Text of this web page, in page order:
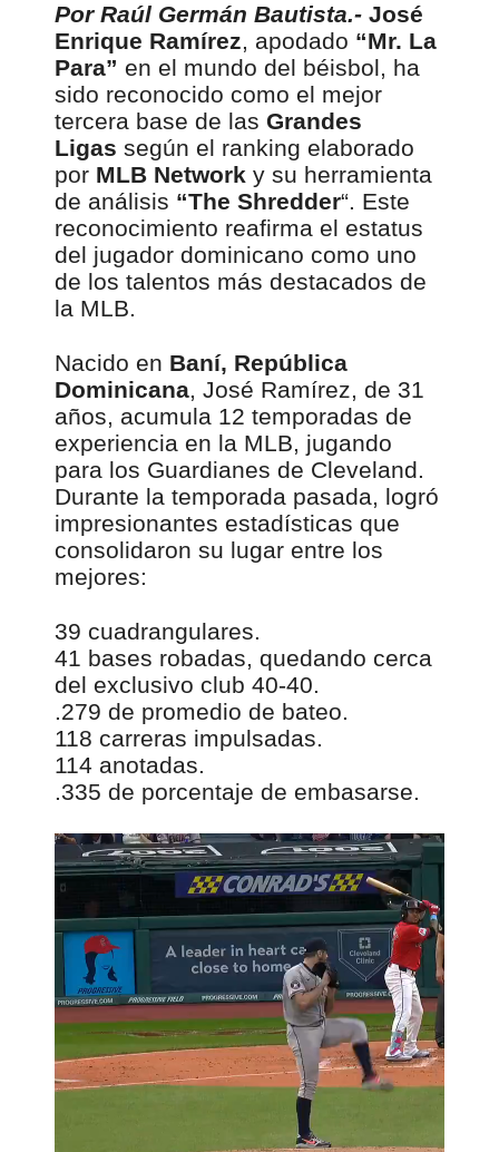
Por Raúl Germán Bautista.- José
Enrique Ramírez, apodado “Mr. La
Para” en el mundo del béisbol, ha
sido reconocido como el mejor
tercera base de las Grandes
Ligas según el ranking elaborado
por MLB Network y su herramienta
de análisis “The Shredder“. Este
reconocimiento reafirma el estatus
del jugador dominicano como uno
de los talentos más destacados de
la MLB.
Nacido en Baní, República
Dominicana, José Ramírez, de 31
años, acumula 12 temporadas de
experiencia en la MLB, jugando
para los Guardianes de Cleveland.
Durante la temporada pasada, logró
impresionantes estadísticas que
consolidaron su lugar entre los
mejores:
39 cuadrangulares.
41 bases robadas, quedando cerca
del exclusivo club 40-40.
.279 de promedio de bateo.
118 carreras impulsadas.
114 anotadas.
.335 de porcentaje de embasarse.
R
e
p
r
o
d
u
c
t
o